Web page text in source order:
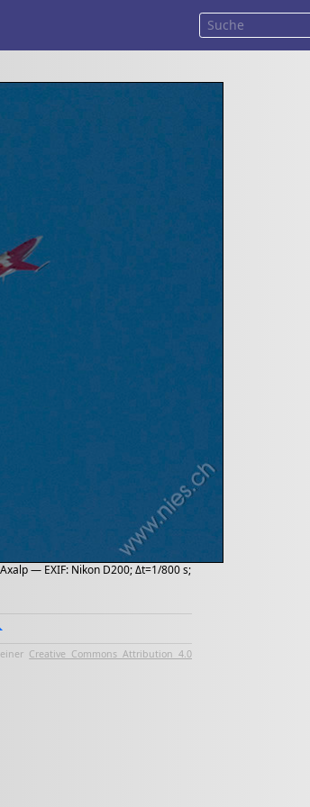
— EXIF: Nikon D200; Δt=1/800 s;
Creative Commons Attribution 4.0